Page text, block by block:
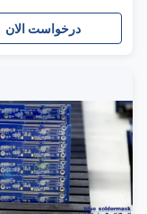
درخواست الان